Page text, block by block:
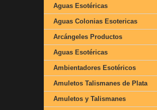
Aguas Esotéricas
Aguas Colonias Esotericas
Arcángeles Productos
Aguas Esotéricas
Ambientadores Esotéricos
Amuletos Talismanes de Plata
Amuletos y Talismanes